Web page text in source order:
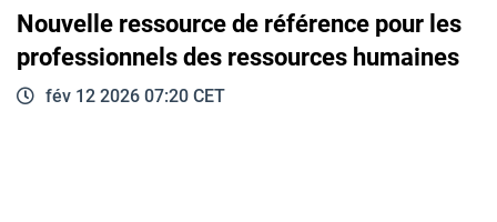
Nouvelle ressource de référence pour les
professionnels des ressources humaines
fév 12 2026 07:20 CET